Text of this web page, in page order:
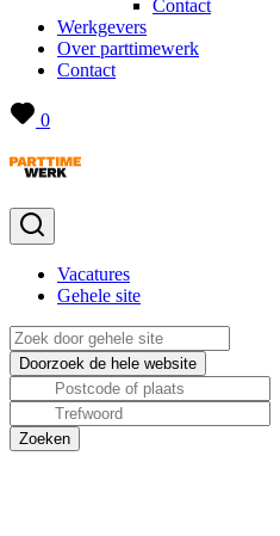
Contact
Werkgevers
Over parttimewerk
Contact
0
Vacatures
Gehele site